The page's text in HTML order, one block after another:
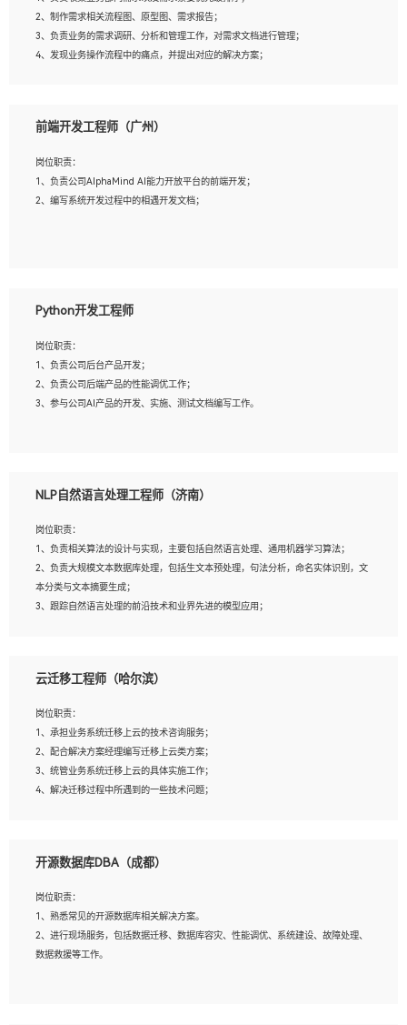
4、熟悉linux常见服务、中间件的基本原理、部署以及故障处理，如：Mysql、
Apache、Nginx、Zabbix、Kafka等
5、熟悉主流虚拟化技术，如：VMware、KVM
6、具备网络方面的基础知识，熟悉常见的网络协议，如TCP/IP，转发原理，路由优
8、有良好的文档编写能力和沟通能力，有RHCE证书优先
2、制作需求相关流程图、原型图、需求报告；
3、负责业务的需求调研、分析和管理工作，对需求文档进行管理；
4、发现业务操作流程中的痛点，并提出对应的解决方案；
岗位要求：
2、熟悉产品及需求规划工具，如:Axure、Xmind、MS Project等；
3、具备良好的交流协调能力，有较强的责任感、工作积极主动；
4、有较强的系统需求分析、文档编写能力、沟通能力；
前端开发工程师（广州）
岗位职责：
1、负责公司AlphaMind AI能力开放平台的前端开发；
2、编写系统开发过程中的相遇开发文档；
3、熟悉react/vue/angular任何一种前端框架，熟悉react优先；
5、善于沟通，具有团队意识；
Python开发工程师
岗位职责：
1、负责公司后台产品开发；
2、负责公司后端产品的性能调优工作；
3、参与公司AI产品的开发、实施、测试文档编写工作。
验的更佳；
3、熟悉数据库开发，熟悉Mysql、Oracle、MongoDb数据库应用开发其中一种；
4、熟悉Python Wed框架（Django/Flask...）代码能力优秀，熟悉编码规范和具备
良好的文档编写能力）；
5、沟通表达能力强，具备团队协作能力。
NLP自然语言处理工程师（济南）
岗位职责：
1、负责相关算法的设计与实现，主要包括自然语言处理、通用机器学习算法；
2、负责大规模文本数据库处理，包括生文本预处理，句法分析，命名实体识别，文
本分类与文本摘要生成；
3、跟踪自然语言处理的前沿技术和业界先进的模型应用；
岗位要求：
2、熟悉tensorflow，keras，pytorch等常规深度学习框架，快速根据客户需求实现
有效的模型；
3、熟悉掌握至少一种编程语言，如：Python，Java；
4、 熟悉NLP相关算法与实现；
5、至少有一次及以上问答系统的项目实践，熟悉问答系统全流程开发者优先；
云迁移工程师（哈尔滨）
岗位职责：
1、承担业务系统迁移上云的技术咨询服务；
2、配合解决方案经理编写迁移上云类方案；
3、统管业务系统迁移上云的具体实施工作；
4、解决迁移过程中所遇到的一些技术问题；
1、专科及以上学历，三年以上工作经验，计算机等相关专业；
3、熟悉常见操作系统、存储、网络、 IO 等相关原理；
4、具有迁移工具实操经验，具备P2V、V2V迁移能力；
5、熟练华为、VMware虚拟化、云计算及云存储技术；
6、熟悉主流数据库、应用服务器、中间件部署架构和运维方法；
开源数据库DBA（成都）
岗位职责：
1、熟悉常见的开源数据库相关解决方案。
2、进行现场服务，包括数据迁移、数据库容灾、性能调优、系统建设、故障处理、
数据救援等工作。